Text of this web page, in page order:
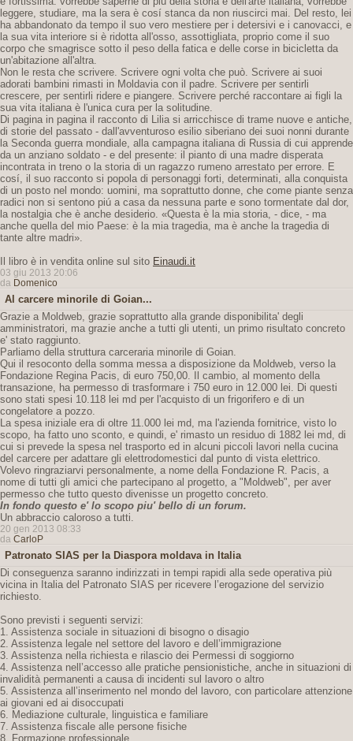
leggere, studiare, ma la sera è cosí stanca da non riuscirci mai. Del resto, lei
ha abbandonato da tempo il suo vero mestiere per i detersivi e i canovacci, e
la sua vita interiore si è ridotta all'osso, assottigliata, proprio come il suo
corpo che smagrisce sotto il peso della fatica e delle corse in bicicletta da
un'abitazione all'altra.
Non le resta che scrivere. Scrivere ogni volta che può. Scrivere ai suoi
adorati bambini rimasti in Moldavia con il padre. Scrivere per sentirli
crescere, per sentirli ridere e piangere. Scrivere perché raccontare ai figli la
sua vita italiana è l'unica cura per la solitudine.
Di pagina in pagina il racconto di Lilia si arricchisce di trame nuove e antiche,
di storie del passato - dall'avventuroso esilio siberiano dei suoi nonni durante
la Seconda guerra mondiale, alla campagna italiana di Russia di cui apprende
da un anziano soldato - e del presente: il pianto di una madre disperata
incontrata in treno o la storia di un ragazzo rumeno arrestato per errore. E
cosí, il suo racconto si popola di personaggi forti, determinati, alla conquista
di un posto nel mondo: uomini, ma soprattutto donne, che come piante senza
radici non si sentono piú a casa da nessuna parte e sono tormentate dal dor,
la nostalgia che è anche desiderio. «Questa è la mia storia, - dice, - ma
anche quella del mio Paese: è la mia tragedia, ma è anche la tragedia di
tante altre madri».
Il libro è in vendita online sul sito Einaudi.it
03 giu 2013 20:06
da Domenico
Al carcere minorile di Goian...
Grazie a Moldweb, grazie soprattutto alla grande disponibilita' degli
amministratori, ma grazie anche a tutti gli utenti, un primo risultato concreto
e' stato raggiunto.
Parliamo della struttura carceraria minorile di Goian.
Qui il resoconto della somma messa a disposizione da Moldweb, verso la
Fondazione Regina Pacis, di euro 750,00. Il cambio, al momento della
transazione, ha permesso di trasformare i 750 euro in 12.000 lei. Di questi
sono stati spesi 10.118 lei md per l'acquisto di un frigorifero e di un
congelatore a pozzo.
La spesa iniziale era di oltre 11.000 lei md, ma l'azienda fornitrice, visto lo
scopo, ha fatto uno sconto, e quindi, e' rimasto un residuo di 1882 lei md, di
cui si prevede la spesa nel trasporto ed in alcuni piccoli lavori nella cucina
del carcere per adattare gli elettrodomestici dal punto di vista elettrico.
Volevo ringraziarvi personalmente, a nome della Fondazione R. Pacis, a
nome di tutti gli amici che partecipano al progetto, a "Moldweb", per aver
permesso che tutto questo divenisse un progetto concreto.
In fondo questo e' lo scopo piu' bello di un forum.
Un abbraccio caloroso a tutti.
20 gen 2013 08:33
da CarloP
Patronato SIAS per la Diaspora moldava in Italia
Di conseguenza saranno indirizzati in tempi rapidi alla sede operativa più
vicina in Italia del Patronato SIAS per ricevere l’erogazione del servizio
richiesto.
Sono previsti i seguenti servizi:
1. Assistenza sociale in situazioni di bisogno o disagio
2. Assistenza legale nel settore del lavoro e dell’immigrazione
3. Assistenza nella richiesta e rilascio dei Permessi di soggiorno
4. Assistenza nell’accesso alle pratiche pensionistiche, anche in situazioni di
invalidità permanenti a causa di incidenti sul lavoro o altro
5. Assistenza all’inserimento nel mondo del lavoro, con particolare attenzione
ai giovani ed ai disoccupati
6. Mediazione culturale, linguistica e familiare
7. Assistenza fiscale alle persone fisiche
8. Formazione professionale